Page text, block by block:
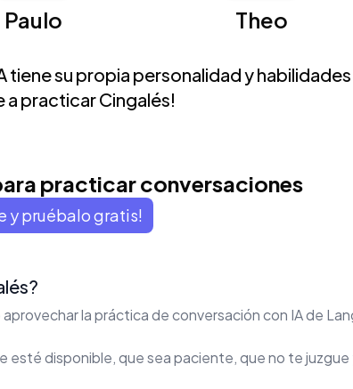
Paulo Theo
tiene su propia personalidad y habilidades
a practicar Cingalés!
practicar conversaciones
y pruébalo gratis!
la práctica de conversación con IA de
esté disponible, que sea paciente, que no te